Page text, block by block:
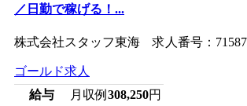
／日勤で稼げる！...
株式会社スタッフ東海 求人番号：
ゴールド求人
給与
月収例 308,250円